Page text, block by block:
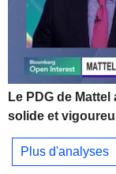
Le PDG de
solide et
Plus d'analyses